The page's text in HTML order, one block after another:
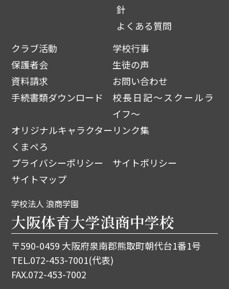
針
よくある質問
クラブ活動
学校行事
保護者会
生徒の声
資料請求
お問い合わせ
手続書類ダウンロード
校長日記～スクールラ
イフ～
オリジナルキャラクター
くまぺろ
リンク集
プライバシーポリシー
サイトポリシー
サイトマップ
学校法人 浪商学園
大阪体育大学浪商中学校
〒590-0459 大阪府泉南郡熊取町朝代台1番1号
TEL.072-453-7001(代表)
FAX.072-453-7002